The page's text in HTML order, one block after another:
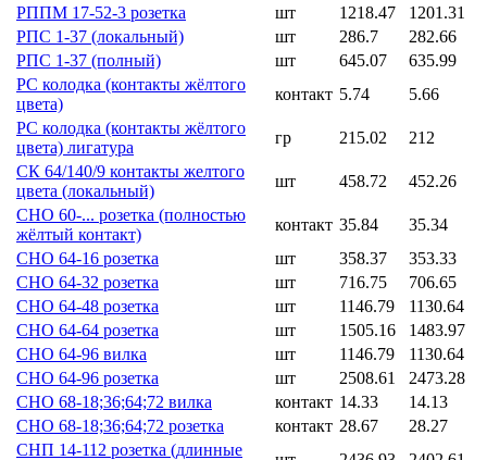
РППМ 17-52-3 розетка
шт 1218.47
1201.31
РПС 1-37 (локальный)
шт 286.7
282.66
РПС 1-37 (полный)
шт 645.07
635.99
РС колодка (контакты жёлтого
цвета)
контакт 5.74
5.66
РС колодка (контакты жёлтого
цвета) лигатура
гр 215.02
212
СК 64/140/9 контакты желтого
цвета (локальный)
шт 458.72
452.26
СНО 60-... розетка (полностью
жёлтый контакт)
контакт 35.84
35.34
СНО 64-16 розетка
шт 358.37
353.33
СНО 64-32 розетка
шт 716.75
706.65
СНО 64-48 розетка
шт 1146.79
1130.64
СНО 64-64 розетка
шт 1505.16
1483.97
СНО 64-96 вилка
шт 1146.79
1130.64
СНО 64-96 розетка
шт 2508.61
2473.28
СНО 68-18;36;64;72 вилка
контакт 14.33
14.13
СНО 68-18;36;64;72 розетка
контакт 28.67
28.27
СНП 14-112 розетка (длинные